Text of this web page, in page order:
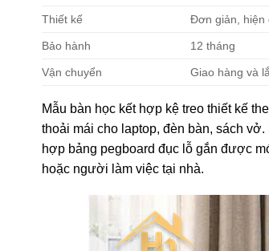
Thiết kế Đơn giản, hiện
Bảo hành 12 tháng
Vận chuyển Giao hàng và
Mẫu bàn học kết hợp kệ treo thiết kế
thoải mái cho laptop, đèn bàn, sách
hợp bảng pegboard đục lỗ gắn được
hoặc người làm việc tại nhà.